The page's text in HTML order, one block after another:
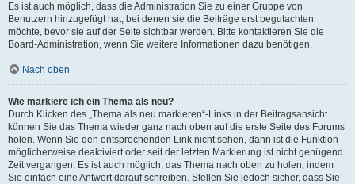
Es ist auch möglich, dass die Administration Sie zu einer Gruppe von
Benutzern hinzugefügt hat, bei denen sie die Beiträge erst begutachten
möchte, bevor sie auf der Seite sichtbar werden. Bitte kontaktieren Sie die
Board-Administration, wenn Sie weitere Informationen dazu benötigen.
Nach oben
Wie markiere ich ein Thema als neu?
Durch Klicken des „Thema als neu markieren“-Links in der Beitragsansicht
können Sie das Thema wieder ganz nach oben auf die erste Seite des Forums
holen. Wenn Sie den entsprechenden Link nicht sehen, dann ist die Funktion
möglicherweise deaktiviert oder seit der letzten Markierung ist nicht genügend
Zeit vergangen. Es ist auch möglich, das Thema nach oben zu holen, indem
Sie einfach eine Antwort darauf schreiben. Stellen Sie jedoch sicher, dass Sie